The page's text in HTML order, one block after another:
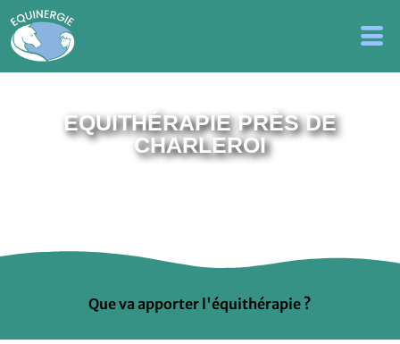
EQUITHÉRAPIE PRÈS DE
CHARLEROI
Que va apporter l'équithérapie ?